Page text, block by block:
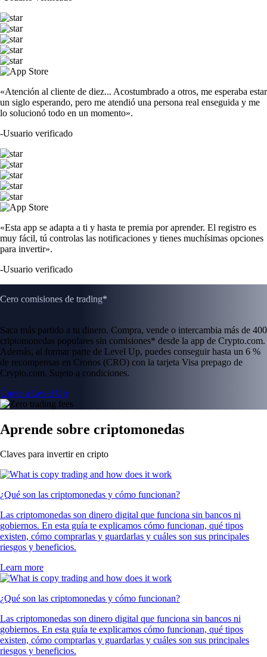
«Atención al cliente de diez... Acostumbrado a otros, me esperaba estar
un siglo esperando, pero me atendió una persona real enseguida y me
lo solucionó todo en un momento».
-Usuario verificado
«Esta app se adapta a ti y hasta te premia por aprender. El registro es
muy fácil, tú controlas las notificaciones y tienes muchísimas opciones
para invertir».
-Usuario verificado
Cero comisiones de trading*
Saca más partido a tu dinero. Compra, vende o intercambia más de 400
criptomonedas populares sin comisiones* desde la app de Crypto.com.
Además, al formar parte de Level Up, puedes conseguir hasta un 6 %
de recompensas en Cronos (CRO) con la tarjeta Visa prepago de
Crypto.com. Sujeto a condiciones.
Únete a Level Up
Aprende sobre criptomonedas
Claves para invertir en cripto
¿Qué son las criptomonedas y cómo funcionan?
Las criptomonedas son dinero digital que funciona sin bancos ni
gobiernos. En esta guía te explicamos cómo funcionan, qué tipos
existen, cómo comprarlas y guardarlas y cuáles son sus principales
riesgos y beneficios.
Learn more
¿Qué son las criptomonedas y cómo funcionan?
Las criptomonedas son dinero digital que funciona sin bancos ni
gobiernos. En esta guía te explicamos cómo funcionan, qué tipos
existen, cómo comprarlas y guardarlas y cuáles son sus principales
riesgos y beneficios.